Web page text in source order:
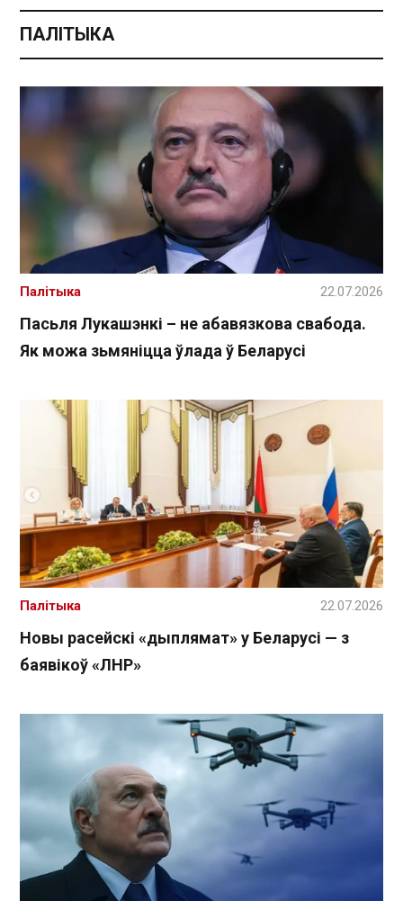
ПАЛІТЫКА
Пасьля Лукашэнкі – не абавязкова свабода.
Як можа зьмяніцца ўлада ў Беларусі
Палітыка 22.07.2026
Новы расейскі «дыплямат» у Беларусі — з
баявікоў «ЛНР»
Палітыка 22.07.2026